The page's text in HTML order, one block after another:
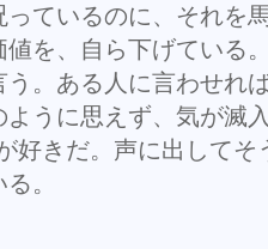
っているのに、それを
値を、自ら下げている
。ある人に言わせれ
ように思えず、気が滅
好きだ。声に出して
。